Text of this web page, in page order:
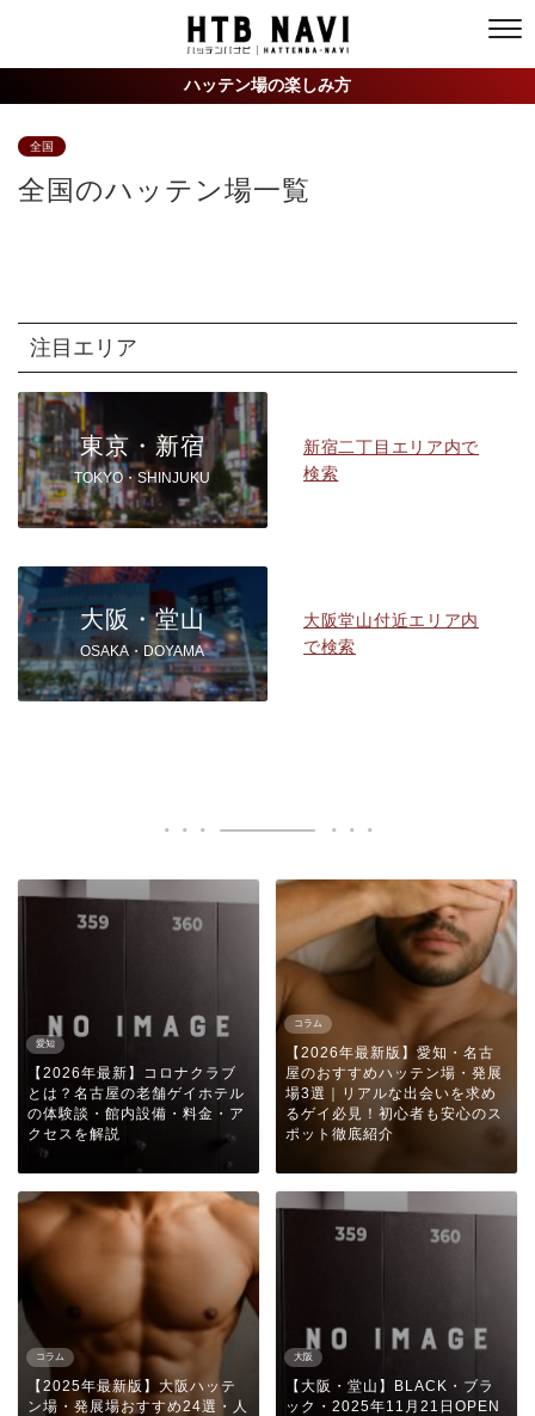
ハッテン場の楽しみ方
全国
全国のハッテン場一覧
注目エリア
東京・新宿
TOKYO・SHINJUKU
新宿二丁目エリア内で
検索
大阪・堂山
OSAKA・DOYAMA
大阪堂山付近エリア内
で検索
愛知
【2026年最新】コロナクラブ
とは？名古屋の老舗ゲイホテル
の体験談・館内設備・料金・ア
クセスを解説
コラム
【2026年最新版】愛知・名古
屋のおすすめハッテン場・発展
場3選｜リアルな出会いを求め
るゲイ必見！初心者も安心のス
ポット徹底紹介
コラム
【2025年最新版】大阪ハッテ
ン場・発展場おすすめ24選・人
大阪
【大阪・堂山】BLACK・ブラ
ック・2025年11月21日OPEN